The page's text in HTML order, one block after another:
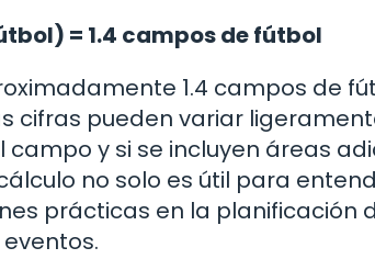
= 1.4 campos de fútbol
1.4 campos de
cifras pueden variar
y si se incluyen áreas
no solo es útil para
prácticas en la planificación